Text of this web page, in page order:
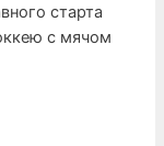
старта
с мячом